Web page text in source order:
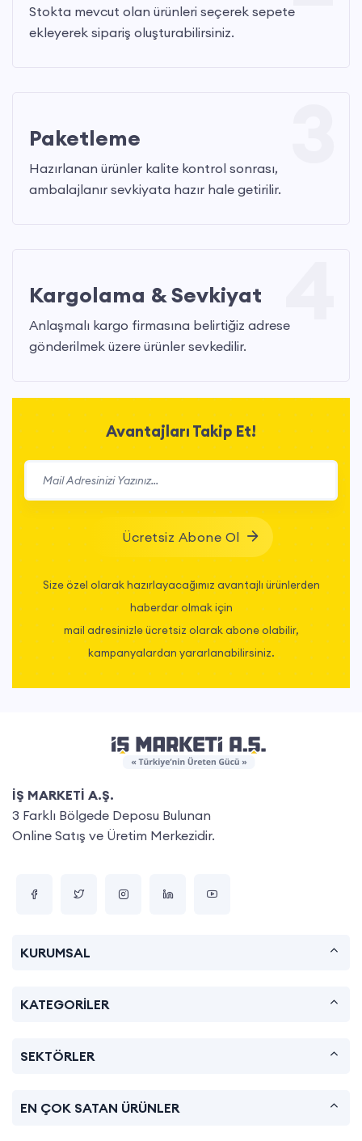
Stokta mevcut olan ürünleri seçerek sepete
ekleyerek sipariş oluşturabilirsiniz.
Paketleme
Hazırlanan ürünler kalite kontrol sonrası,
ambalajlanır sevkiyata hazır hale getirilir.
Kargolama & Sevkiyat
Anlaşmalı kargo firmasına belirtiğiz adrese
gönderilmek üzere ürünler sevkedilir.
Avantajları Takip Et!
Ücretsiz Abone Ol
Size özel olarak hazırlayacağımız avantajlı ürünlerden
haberdar olmak için
mail adresinizle ücretsiz olarak abone olabilir,
kampanyalardan yararlanabilirsiniz.
İŞ MARKETİ A.Ş.
3 Farklı Bölgede Deposu Bulunan
Online Satış ve Üretim Merkezidir.
KURUMSAL
KATEGORİLER
SEKTÖRLER
EN ÇOK SATAN ÜRÜNLER